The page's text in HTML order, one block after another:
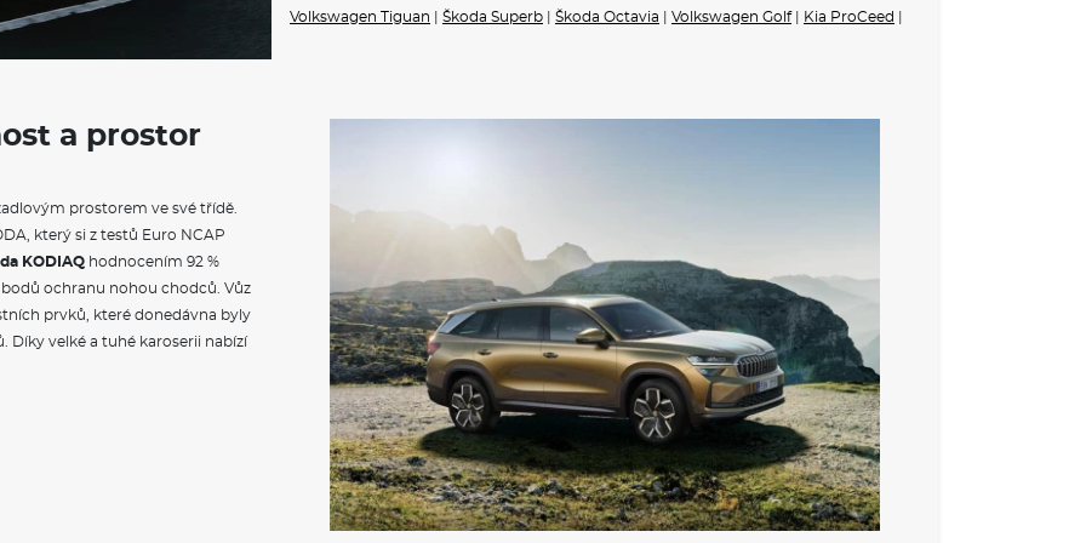
spolujezdce
El. sklopná, nastavitelná a vyhřívaná vnější zpětná zrcátka s pamětí, osvětlením
a aut. stmíváním u řidiče
Parkovací senzory vpředu a vzadu
Matrix-LED přední světlomety s funkcí do špatného počasí
Top LED spojená zadní světla s animovanými ukazateli směru
Ukazatel stavu kapaliny v ostřikovači
Krytky šroubů kol
Bezpečnostní šrouby kol
Tirsuli 19" antracitová leštěná
Kontrola tlaku v pneumatikách
Pneumatiky 235/50 R19 99V
Sportovní multifunkční kožený vyhřívaný volant s pádly
Potahy sedadel - Suedia/umělá kůže
Sportovní sedadla vpředu
Sklápění 2. řady sedadel ze zavazadlového prostoru
Volkswagen Tiguan Škoda Superb Škoda Octavia Volkswagen Golf| Kia ProCeed
a prostor
prostorem ve své třídě.
který si z testů Euro NCAP
KODIAQ hodnocením 92 %
ochranu nohou chodců. Vůz
prvků, které donedávna byly
Díky velké a tuhé karoserii nabízí